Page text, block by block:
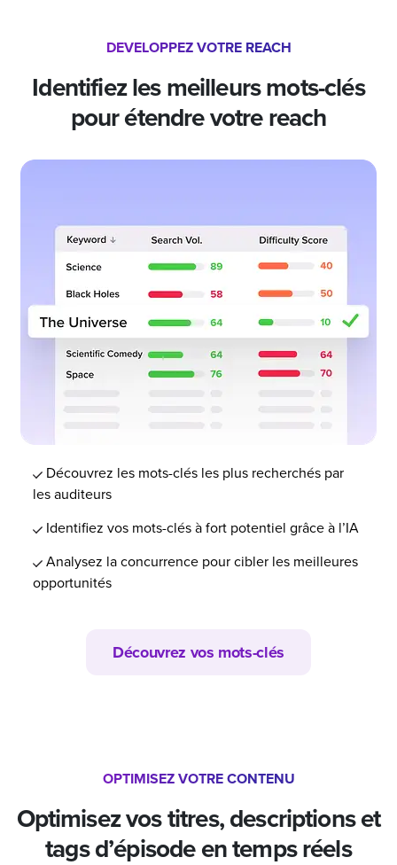
DEVELOPPEZ VOTRE REACH
Identifiez les meilleurs mots-clés
pour étendre votre reach
Découvrez les mots-clés les plus recherchés par
les auditeurs
Identifiez vos mots-clés à fort potentiel grâce à l’IA
Analysez la concurrence pour cibler les meilleures
opportunités
Découvrez vos mots-clés
OPTIMISEZ VOTRE CONTENU
Optimisez vos titres, descriptions et
tags d’épisode en temps réels